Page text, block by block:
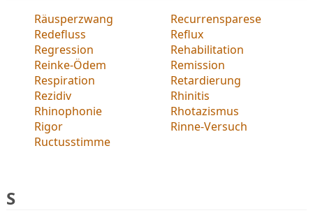
Räusperzwang
Recurrensparese
Redefluss
Reflux
Regression
Rehabilitation
Reinke-Ödem
Remission
Respiration
Retardierung
Rezidiv
Rhinitis
Rhinophonie
Rhotazismus
Rigor
Rinne-Versuch
Ructusstimme
S